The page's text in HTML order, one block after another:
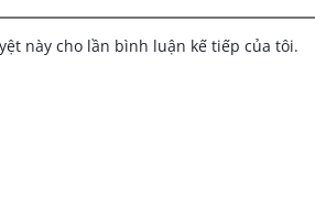
này cho lần bình luận kế tiếp của tôi.